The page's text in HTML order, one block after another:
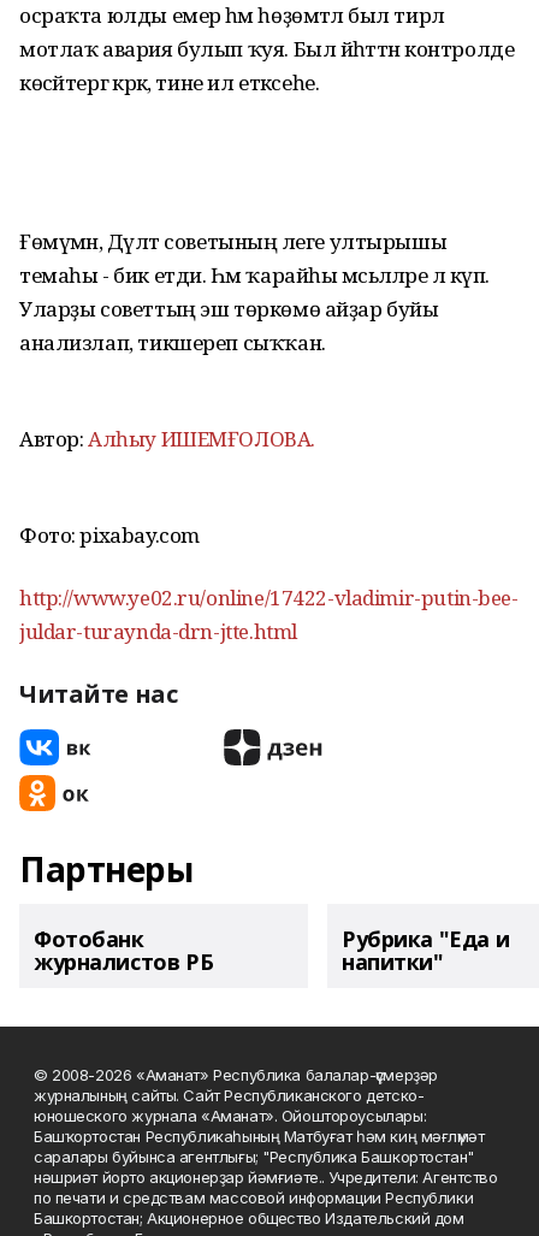
осраҡта юлды емерә һәм һөҙөмтәлә был тирәлә
мотлаҡ авария булып ҡуя. Был йәһәттән контролде
көсәйтергә кәрәк, тине ил етәксеһе.
Ғөмүмән, Дәүләт советының әлеге ултырышы
темаһы - бик етди. Һәм ҡарайһы мәсьәләләре лә күп.
Уларҙы советтың эш төркөмө айҙар буйы
анализлап, тикшереп сыҡҡан.
Автор:Алһыу ИШЕМҒОЛОВА.
Фото: pixabay.com
http://www.ye02.ru/online/17422-vladimir-putin-bee-
juldar-turaynda-drn-jtte.html
Читайте нас
Партнеры
Фотобанк
журналистов РБ
Рубрика "Еда и
напитки"
© 2008-2026 «Аманат» Республика балалар-үҫмерҙәр
журналының сайты. Сайт Республиканского детско-
юношеского журнала «Аманат». Ойоштороусылары:
Башҡортостан Республикаһының Матбуғат һәм киң мәғлүмәт
саралары буйынса агентлығы; "Республика Башкортостан"
нәшриәт йорто акционерҙар йәмғиәте.. Учредители: Агентство
по печати и средствам массовой информации Республики
Башкортостан; Акционерное общество Издательский дом